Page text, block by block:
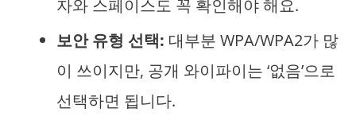
자와 스페이스도 꼭 확인해야 해요.
보안 유형 선택: 대부분 WPA/WPA2가 많
이 쓰이지만, 공개 와이파이는 ‘없음’으로
선택하면 됩니다.